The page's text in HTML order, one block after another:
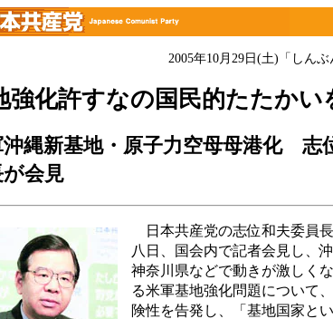
2005年10月29日(土)「しんぶ
強化許すなの国民的たたかい
沖縄新基地・原子力空母母港化 志
が会見
日本共産党の志位和夫委員
八日、国会内で記者会見し、
神奈川県などで動きが激しく
る米軍基地強化問題について
険性を告発し、「基地国家と